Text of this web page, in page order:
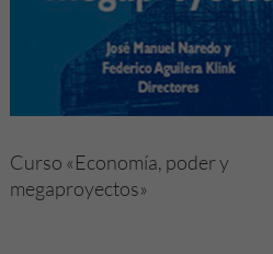
Curso «Economía, poder y
megaproyectos»